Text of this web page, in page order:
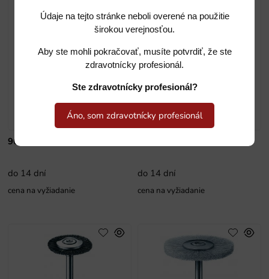
Údaje na tejto stránke neboli overené na použitie
širokou verejnosťou.
Aby ste mohli pokračovať, musíte potvrdiť, že ste
zdravotnícky profesionál.
Ste zdravotnícky profesionál?
Áno, som zdravotnícky profesionál
9643
do 14 dní
cena na vyžiadanie
do 14 dní
cena na vyžiadanie